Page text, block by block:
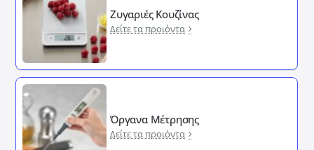
Ζυγαριές Κουζίνας
Δείτε τα προιόντα
Όργανα Μέτρησης
Δείτε τα προιόντα